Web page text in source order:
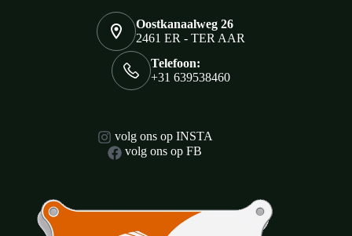
Oostkanaalweg 26
2461 ER - TER AAR
Telefoon:
+31 639538460
volg ons op INSTA
volg ons op FB